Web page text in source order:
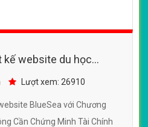
kế website du học
nghiệp chuẩn SEO
Lượt xem: 26910
BlueSea với Chương
Cần Chứng Minh Tài Chính